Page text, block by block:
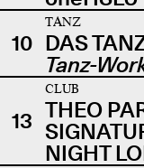
10
TANZ
DAS
Tanz-
13
CLUB
THEO
NIGHT